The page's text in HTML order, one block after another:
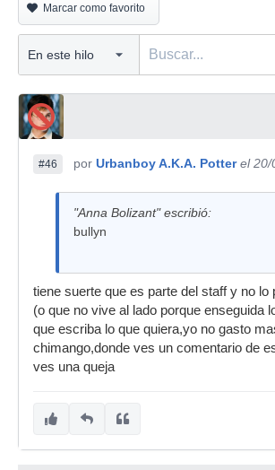
Marcar como favorito
#46 por Urbanboy A.K.A. Potter el 20/
"Anna Bolizant" escribió:
bullyn
tiene suerte que es parte del staff y no lo
(o que no vive al lado porque enseguida
que escriba lo que quiera,yo no gasto
chimango,donde ves un comentario de
ves una queja